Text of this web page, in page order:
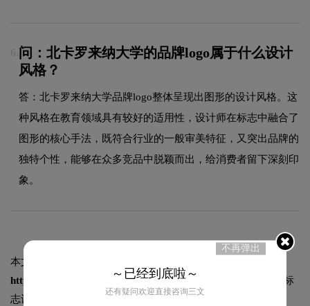
6. 问：北卡罗来纳大学的品牌logo属于什么设计
风格？
答：北卡罗来纳大学品牌logo整体呈现出图形的设计风格。这
种风格在教育领域具有较好的适用性，设计师在标志中融合了
图形的核心手法，既符合行业的一般审美特征，又突出品牌的
独特个性，能够在众多竞品中脱颖而出，给消费者留下深刻印
象。
本文标题和链接
https://logo9.net/works/11683.html转载时请注明出处为诗宸标
志设计及本链接!
不再弹出
～已经到底啦～
还有疑问欢迎直接咨询三文